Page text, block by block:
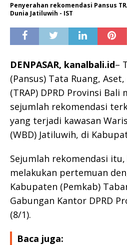
Penyerahan rekomendasi Pansus
Dunia Jatiluwih - IST
DENPASAR, kanalbali.id–
(Pansus) Tata Ruang,
(TRAP) DPRD Provinsi Bali
sejumlah rekomendasi
yang terjadi kawasan
(WBD) Jatiluwih, di
Sejumlah rekomendasi
melakukan pertemuan
Kabupaten (Pemkab)
Gabungan Kantor DPRD
(8/1).
Baca juga: